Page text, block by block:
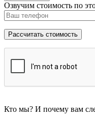
Озвучим стоимость по
Кто мы? И почему вам